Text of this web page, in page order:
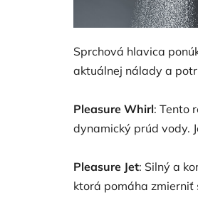
Sprchová hlavica
aktuálnej nálady a
Pleasure Whirl: Tento
dynamický prúd vody.
Pleasure Jet: Silný a
ktorá pomáha zmierniť